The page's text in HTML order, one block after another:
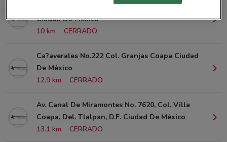
Gpe. I. Ramirez No. 318 Col. Barrio San Marcos
Ciudad De México
10 km
CERRADO
Ca?averales No.222 Col. Granjas Coapa Ciudad
De México
12.9 km
CERRADO
Av. Canal De Miramontes No. 7620, Col. Villa
Coapa, Del. Tlalpan, D.F. Ciudad De México
13.1 km
CERRADO